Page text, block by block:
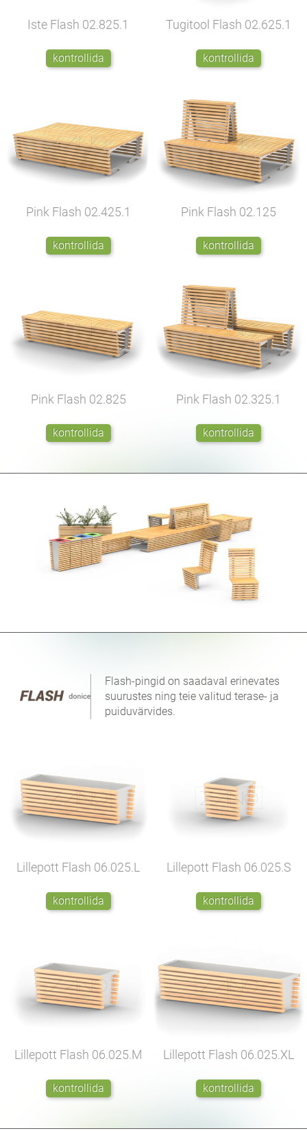
Iste Flash 02.825.1
kontrollida
Tugitool Flash 02.625.1
kontrollida
Pink Flash 02.425.1
kontrollida
Pink Flash 02.125
kontrollida
Pink Flash 02.825
kontrollida
Pink Flash 02.325.1
kontrollida
Flash-pingid on saadaval erinevates
suurustes ning teie valitud terase- ja
puiduvärvides.
Lillepott Flash 06.025.L
kontrollida
Lillepott Flash 06.025.S
kontrollida
Lillepott Flash 06.025.M
kontrollida
Lillepott Flash 06.025.XL
kontrollida